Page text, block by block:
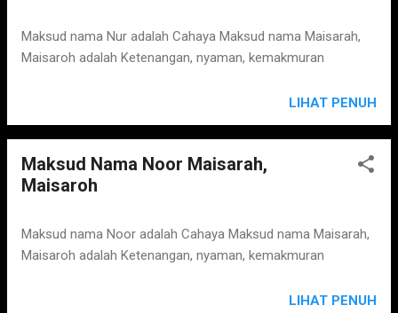
Maksud nama Nur adalah Cahaya Maksud nama Maisarah,
Maisaroh adalah Ketenangan, nyaman, kemakmuran
LIHAT PENUH
Maksud Nama Noor Maisarah,
Maisaroh
Maksud nama Noor adalah Cahaya Maksud nama Maisarah,
Maisaroh adalah Ketenangan, nyaman, kemakmuran
LIHAT PENUH